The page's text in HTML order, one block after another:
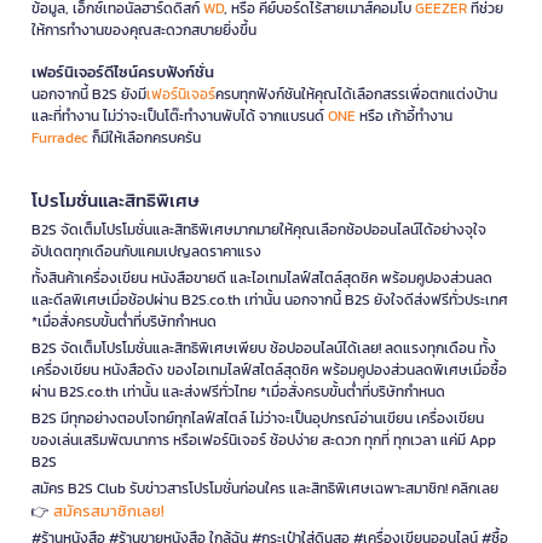
ข้อมูล, เอ็กซ์เทอนัลฮาร์ดดิสก์WD, หรือ คีย์บอร์ดไร้สายเมาส์คอมโบGEEZERที่ช่วย
ให้การทำงานของคุณสะดวกสบายยิ่งขึ้น
เฟอร์นิเจอร์ดีไซน์ครบฟังก์ชั่น
นอกจากนี้ B2S ยังมีเฟอร์นิเจอร์ครบทุกฟังก์ชันให้คุณได้เลือกสรรเพื่อตกแต่งบ้าน
และที่ทำงาน ไม่ว่าจะเป็นโต๊ะทำงานพับได้ จากแบรนด์ONEหรือ เก้าอี้ทำงาน
Furradecก็มีให้เลือกครบครัน
โปรโมชั่นและสิทธิพิเศษ
B2S จัดเต็มโปรโมชั่นและสิทธิพิเศษมากมายให้คุณเลือกช้อปออนไลน์ได้อย่างจุใจ
อัปเดตทุกเดือนกับแคมเปญลดราคาแรง
ทั้งสินค้าเครื่องเขียน หนังสือขายดี และไอเทมไลฟ์สไตล์สุดชิค พร้อมคูปองส่วนลด
และดีลพิเศษเมื่อช้อปผ่าน B2S.co.th เท่านั้น นอกจากนี้ B2S ยังใจดีส่งฟรีทั่วประเทศ
*เมื่อสั่งครบขั้นต่ำที่บริษัทกำหนด
B2S จัดเต็มโปรโมชั่นและสิทธิพิเศษเพียบ ช้อปออนไลน์ได้เลย! ลดแรงทุกเดือน ทั้ง
เครื่องเขียน หนังสือดัง ของไอเทมไลฟ์สไตล์สุดชิค พร้อมคูปองส่วนลดพิเศษเมื่อซื้อ
ผ่าน B2S.co.th เท่านั้น และส่งฟรีทั่วไทย *เมื่อสั่งครบขั้นต่ำที่บริษัทกำหนด
B2S มีทุกอย่างตอบโจทย์ทุกไลฟ์สไตล์ ไม่ว่าจะเป็นอุปกรณ์อ่านเขียน เครื่องเขียน
ของเล่นเสริมพัฒนาการ หรือเฟอร์นิเจอร์ ช้อปง่าย สะดวก ทุกที่ ทุกเวลา แค่มี App
B2S
สมัคร B2S Club รับข่าวสารโปรโมชั่นก่อนใคร และสิทธิพิเศษเฉพาะสมาชิก! คลิกเลย
👉 สมัครสมาชิกเลย!
#ร้านหนังสือ #ร้านขายหนังสือ ใกล้ฉัน #กระเป๋าใส่ดินสอ #เครื่องเขียนออนไลน์ #ซื้อ